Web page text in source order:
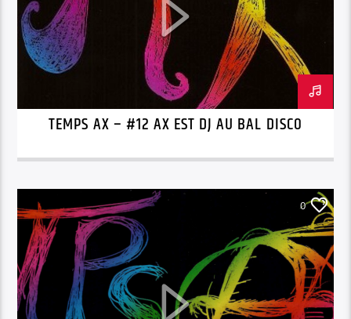
TEMPS AX – #12 AX EST DJ AU BAL DISCO
0